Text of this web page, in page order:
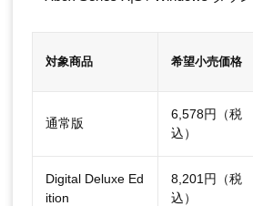
対象商品 希望小売価格
通常版
6,578円（税
込）
Digital Deluxe Ed
ition
8,201円（税
込）